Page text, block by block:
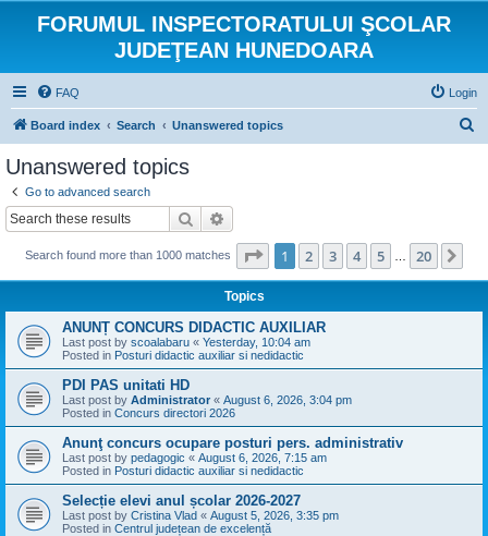
FORUMUL INSPECTORATULUI ŞCOLAR
JUDEŢEAN HUNEDOARA
FAQ Login
Board index Search Unanswered topics
Unanswered topics
Go to advanced search
Search
Search found more than 1000 matches Page 1of 20
1 2 3 4 5 20
Topics
ANUNȚ CONCURS DIDACTIC AUXILIAR
Last post by scoalabaru « Yesterday, 10:04 am
Posted in Posturi didactic auxiliar si nedidactic
PDI PAS unitati HD
Last post by Administrator « August 6, 2026, 3:04 pm
Posted in Concurs directori 2026
Anunţ concurs ocupare posturi pers. administrativ
Last post by pedagogic « August 6, 2026, 7:15 am
Posted in Posturi didactic auxiliar si nedidactic
Selecție elevi anul școlar 2026-2027
Last post by Cristina Vlad « August 5, 2026, 3:35 pm
Posted in Centrul județean de excelență